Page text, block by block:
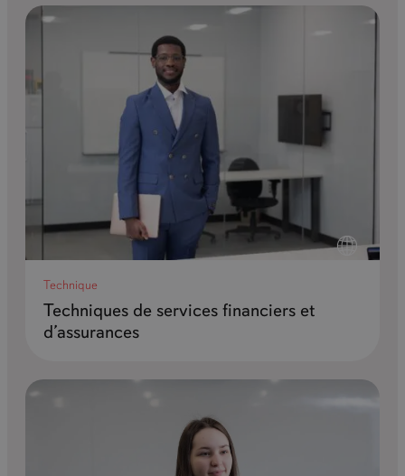
Technique
Techniques de services financiers et
d’assurances